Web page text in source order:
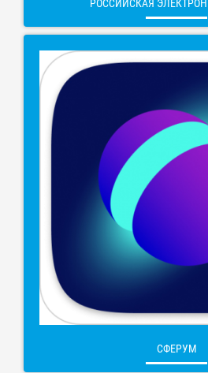
РОССИЙСКАЯ
СФЕРУМ